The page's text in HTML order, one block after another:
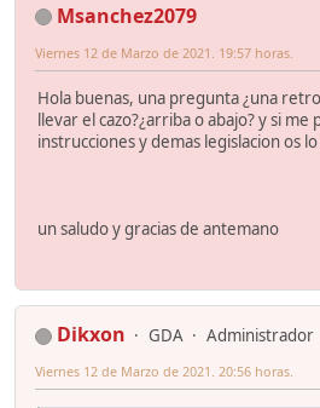
Msanchez2079
Viernes 12 de Marzo de 2021. 19:57 horas.
Hola buenas, una pregunta ¿una
llevar el cazo?¿arriba o abajo? y si me
instrucciones y demas legislacion os
un saludo y gracias de antemano
Dikxon GDA
Administrador
Viernes 12 de Marzo de 2021. 20:56 horas.